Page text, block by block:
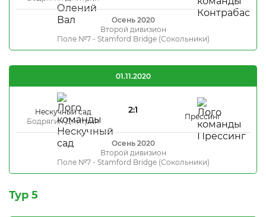
Осень 2020
Второй дивизион
Поле №7 - Stamford Bridge (Сокольники)
Нескучный сад
Бодрягин Дмитрий
2:1
Прессинг
01.11.2020
Осень 2020
Второй дивизион
Поле №7 - Stamford Bridge (Сокольники)
Тур 5